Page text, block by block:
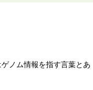
ノム情報を指す言葉とあ